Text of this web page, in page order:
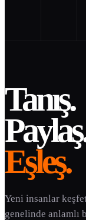
Tanış.
Eşleş.
Yeni insanlar
genelinde anlamlı